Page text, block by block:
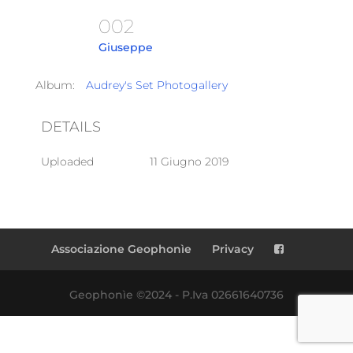
002
Giuseppe
Album: Audrey's Set Photogallery
DETAILS
Uploaded 11 Giugno 2019
Associazione Geophonìe Privacy
Geophonìe ©2024 - P.Iva 02661640736